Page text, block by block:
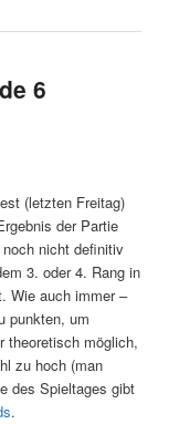
6
(letzten Freitag)
der Partie
nicht definitiv
3. oder 4. Rang in
Wie auch immer –
punkten, um
theoretisch möglich,
zu hoch (man
des Spieltages gibt
.